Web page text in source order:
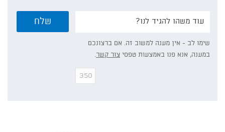
תפרט/י:
שלח
שימו לב - אין מענה למשוב זה. אם ברצונכם
במענה, אנא פנו באמצעות טפסי צור קשר.